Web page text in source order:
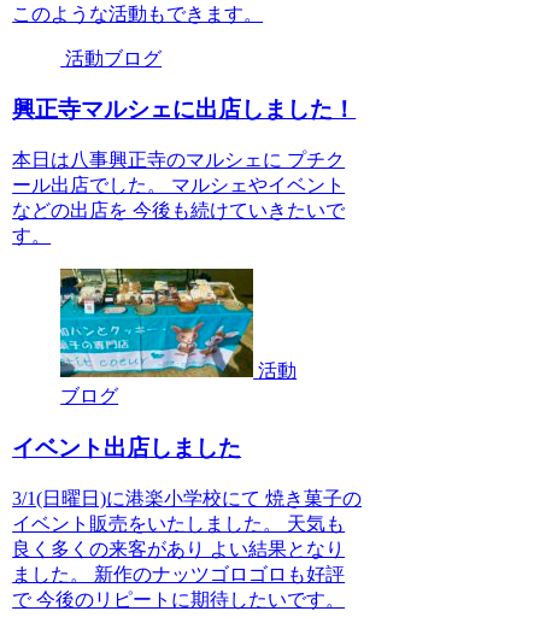
このような活動もできます。
活動ブログ
興正寺マルシェに出店しました！
本日は八事興正寺のマルシェに プチク
ール出店でした。 マルシェやイベント
などの出店を 今後も続けていきたいで
す。
活動
ブログ
イベント出店しました
3/1(日曜日)に港楽小学校にて 焼き菓子の
イベント販売をいたしました。 天気も
良く多くの来客があり よい結果となり
ました。 新作のナッツゴロゴロも好評
で 今後のリピートに期待したいです。